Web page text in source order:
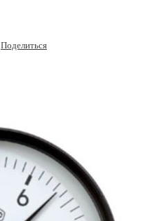
Поделиться